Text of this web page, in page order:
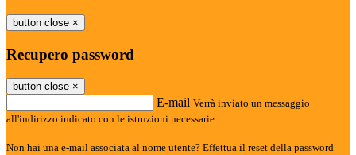
button close ×
Recupero password
button close ×
E-mail Verrà inviato un messaggio
all'indirizzo indicato con le istruzioni necessarie.
Non hai una e-mail associata al nome utente? Effettua il reset della password